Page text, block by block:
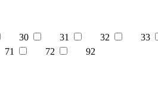
30 31 32 33
71 72
92